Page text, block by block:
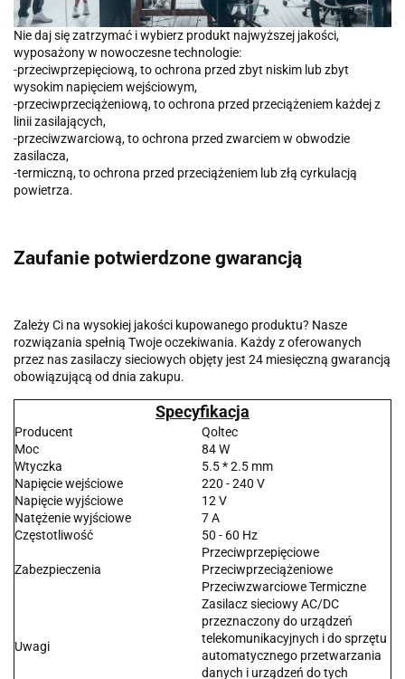
Nie daj się zatrzymać i wybierz produkt najwyższej jakości,
wyposażony w nowoczesne technologie:
-przeciwprzepięciową, to ochrona przed zbyt niskim lub zbyt
wysokim napięciem wejściowym,
-przeciwprzeciążeniową, to ochrona przed przeciążeniem każdej z
linii zasilających,
-przeciwzwarciową, to ochrona przed zwarciem w obwodzie
zasilacza,
-termiczną, to ochrona przed przeciążeniem lub złą cyrkulacją
powietrza.
Zaufanie potwierdzone gwarancją
Zależy Ci na wysokiej jakości kupowanego produktu? Nasze
rozwiązania spełnią Twoje oczekiwania. Każdy z oferowanych
przez nas zasilaczy sieciowych objęty jest 24 miesięczną gwarancją
obowiązującą od dnia zakupu.
Specyfikacja
Producent
Qoltec
Moc
84 W
Wtyczka
5.5 * 2.5 mm
Napięcie wejściowe
220 - 240 V
Napięcie wyjściowe
12 V
Natężenie wyjściowe
7 A
Częstotliwość
50 - 60 Hz
Zabezpieczenia
Przeciwprzepięciowe
Przeciwprzeciążeniowe
Przeciwzwarciowe Termiczne
Uwagi
Zasilacz sieciowy AC/DC
przeznaczony do urządzeń
telekomunikacyjnych i do sprzętu
automatycznego przetwarzania
danych i urządzeń do tych